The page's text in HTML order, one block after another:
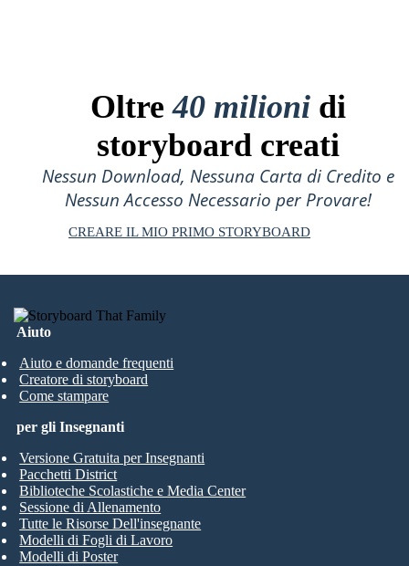
Oltre40 milioni di
storyboard creati
Nessun Download, Nessuna Carta di Credito e
Nessun Accesso Necessario per Provare!
CREARE IL MIO PRIMO STORYBOARD
Aiuto
Aiuto e domande frequenti
Creatore di storyboard
Come stampare
per gli Insegnanti
Versione Gratuita per Insegnanti
Pacchetti District
Biblioteche Scolastiche e Media Center
Sessione di Allenamento
Tutte le Risorse Dell'insegnante
Modelli di Fogli di Lavoro
Modelli di Poster